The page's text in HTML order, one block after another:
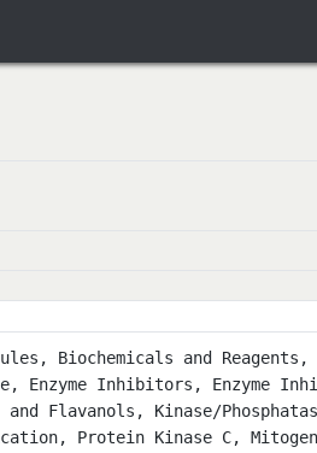
Biochemicals and
Enzyme Inhibitors, Enzyme
Flavanols, Kinase/
Protein Kinase C,